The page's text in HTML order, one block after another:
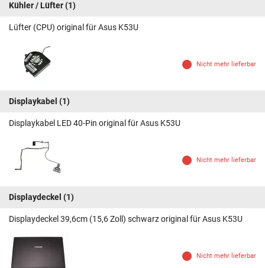
Kühler / Lüfter(1)
Lüfter (CPU) original für Asus K53U
Nicht mehr lieferbar
Displaykabel (1)
Displaykabel LED 40-Pin original für Asus K53U
Nicht mehr lieferbar
Displaydeckel (1)
Displaydeckel 39,6cm (15,6 Zoll) schwarz original für Asus K53U
Nicht mehr lieferbar